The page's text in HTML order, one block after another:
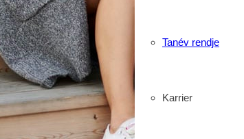
Tanév rendje
Karrier